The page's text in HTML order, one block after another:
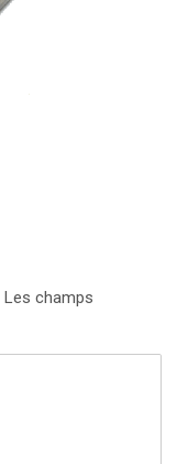
Les champs